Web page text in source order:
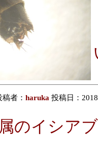
者： haruka 投稿日：
属のイシア